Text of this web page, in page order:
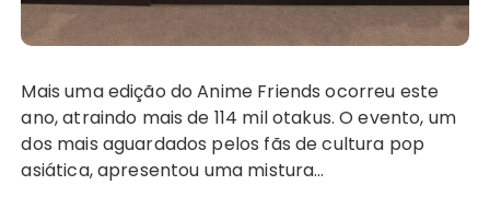
Mais uma edição do Anime Friends ocorreu este
ano, atraindo mais de 114 mil otakus. O evento, um
dos mais aguardados pelos fãs de cultura pop
asiática, apresentou uma mistura…